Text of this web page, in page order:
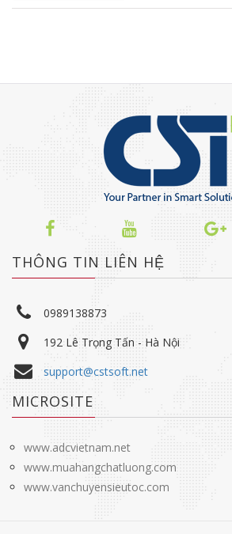
THÔNG TIN LIÊN HỆ
0989138873
192 Lê Trọng Tấn - Hà Nội
support@cstsoft.net
MICROSITE
www.adcvietnam.net
www.muahangchatluong.com
www.vanchuyensieutoc.com